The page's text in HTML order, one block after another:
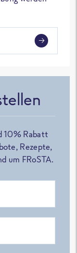
10% Rabatt
Rezepte,
um FRoSTA.